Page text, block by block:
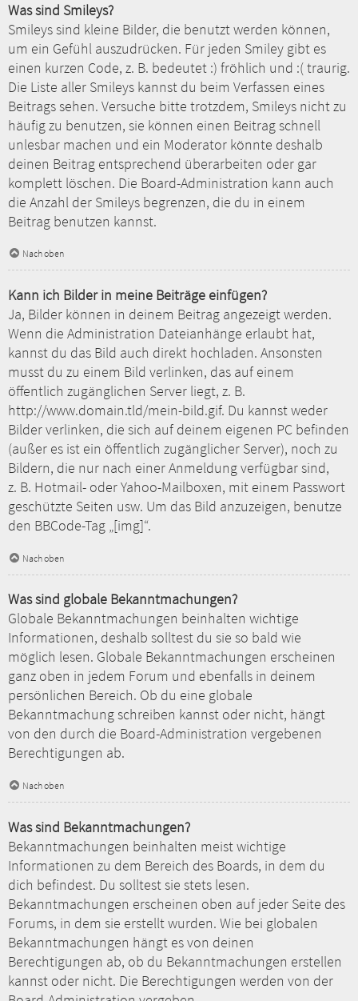
Was sind Smileys?
Smileys sind kleine Bilder, die benutzt werden können,
um ein Gefühl auszudrücken. Für jeden Smiley gibt es
einen kurzen Code, z. B. bedeutet :) fröhlich und :( traurig.
Die Liste aller Smileys kannst du beim Verfassen eines
Beitrags sehen. Versuche bitte trotzdem, Smileys nicht zu
häufig zu benutzen, sie können einen Beitrag schnell
unlesbar machen und ein Moderator könnte deshalb
deinen Beitrag entsprechend überarbeiten oder gar
komplett löschen. Die Board-Administration kann auch
die Anzahl der Smileys begrenzen, die du in einem
Beitrag benutzen kannst.
Nach oben
Kann ich Bilder in meine Beiträge einfügen?
Ja, Bilder können in deinem Beitrag angezeigt werden.
Wenn die Administration Dateianhänge erlaubt hat,
kannst du das Bild auch direkt hochladen. Ansonsten
musst du zu einem Bild verlinken, das auf einem
öffentlich zugänglichen Server liegt, z. B.
http://www.domain.tld/mein-bild.gif. Du kannst weder
Bilder verlinken, die sich auf deinem eigenen PC befinden
(außer es ist ein öffentlich zugänglicher Server), noch zu
Bildern, die nur nach einer Anmeldung verfügbar sind,
z. B. Hotmail- oder Yahoo-Mailboxen, mit einem Passwort
geschützte Seiten usw. Um das Bild anzuzeigen, benutze
den BBCode-Tag „[img]“.
Nach oben
Was sind globale Bekanntmachungen?
Globale Bekanntmachungen beinhalten wichtige
Informationen, deshalb solltest du sie so bald wie
möglich lesen. Globale Bekanntmachungen erscheinen
ganz oben in jedem Forum und ebenfalls in deinem
persönlichen Bereich. Ob du eine globale
Bekanntmachung schreiben kannst oder nicht, hängt
von den durch die Board-Administration vergebenen
Berechtigungen ab.
Nach oben
Was sind Bekanntmachungen?
Bekanntmachungen beinhalten meist wichtige
Informationen zu dem Bereich des Boards, in dem du
dich befindest. Du solltest sie stets lesen.
Bekanntmachungen erscheinen oben auf jeder Seite des
Forums, in dem sie erstellt wurden. Wie bei globalen
Bekanntmachungen hängt es von deinen
Berechtigungen ab, ob du Bekanntmachungen erstellen
kannst oder nicht. Die Berechtigungen werden von der